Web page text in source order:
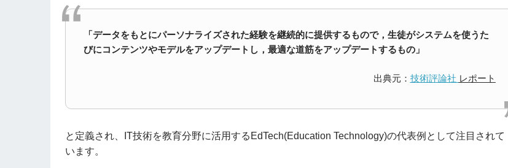
「データをもとにパーソナライズされた経験を継続的に提供するもので，生徒がシステムを使うた
びにコンテンツやモデルをアップデートし，最適な道筋をアップデートするもの」
出典元： 技術評論社 レポート
と定義され、IT技術を教育分野に活用するEdTech(Education Technology)の代表例として注目されて
います。